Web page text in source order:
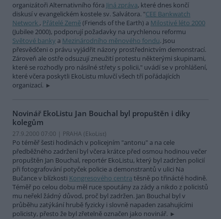
organizátoři Alternativního fóra Jiná zpráva, které dnes končí
diskusí v evangelickém kostele sv. Salvátora. "CEE Bankwatch
Network , Přátelé Země(Friends of the Earth) a Milostivé léto 2000
(Jubilee 2000), podporují požadavky na urychlenou reformu
Světové banky a Mezinárodního měnového fondu. Jsou
přesvědčeni o právu vyjádřit názory prostřednictvím demonstrací.
Zároveň ale ostře odsuzují zneužití protestu některými skupinami,
které se rozhodly pro násilné střety s policii," uvádí se v prohlášení,
které včera poskytli EkoListu mluvčí všech tří pořádajících
organizací.
Novinář EkoListu Jan Bouchal byl propuštěn i díky
kolegům
27.9.2000 07:00 | PRAHA (EkoList)
Po téměř šesti hodinách v policejním "antonu" a na cele
předběžného zadržení byl včera krátce před osmou hodinou večer
propuštěn Jan Bouchal, reportér EkoListu, který byl zadržen policií
při fotografování potyček policie a demonstrantů v ulici Na
Bučance v blízkosti Kongresového centra těsně po třinácté hodině.
Téměř po celou dobu měl ruce spoutány za zády a nikdo z policistů
mu neřekl žádný důvod, proč byl zadržen. Jan Bouchal byl v
průběhu zatýkání hrubě fyzicky i slovně napaden zasahujícími
policisty, přesto že byl zřetelně označen jako novinář.